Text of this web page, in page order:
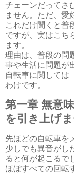
チェーンだってさ
ません。ただ、愛
これだけ聞くと普
ですが、実はこち
ます。
理由は、普段の問
事や生活に問題が
自転車に関しては
わけです。
第一章 無意
を引き上げ
先ほどの自転車を
少しでも異音がし
ると何が起こるで
ほぼすべての回転